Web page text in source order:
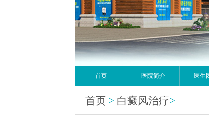
首页 医院简介 医生
首页 > 白癜风治疗>